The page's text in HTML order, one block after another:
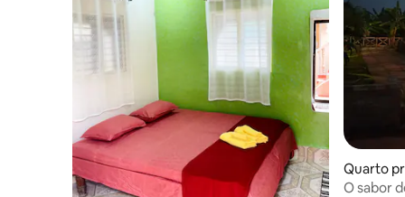
Quarto
ra Hampi
O sabor